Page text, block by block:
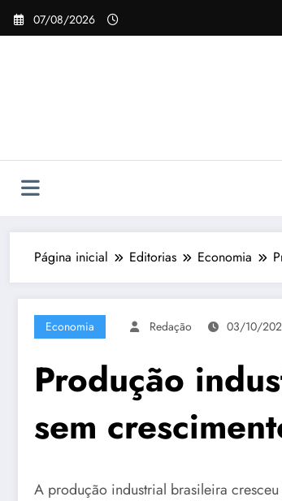
Pular
para
07/08/2026
Página inicial Editorias Economia
Economia Redação 03/10/
Produção
sem
A produção industrial brasileira